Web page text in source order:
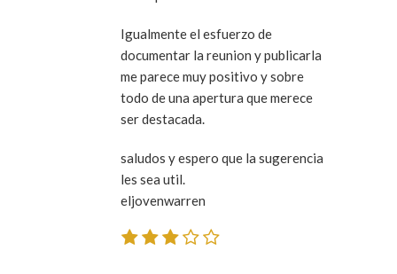
Igualmente el esfuerzo de
documentar la reunion y publicarla
me parece muy positivo y sobre
todo de una apertura que merece
ser destacada.
saludos y espero que la sugerencia
les sea util.
eljovenwarren